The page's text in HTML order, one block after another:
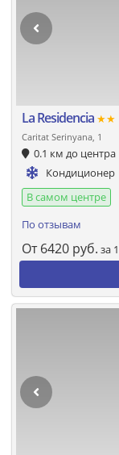
La Residencia ★★
Caritat Serinyana, 1
0.1 км до центра
Кондиционер
В самом центре
По отзывам
От 6420 руб. за